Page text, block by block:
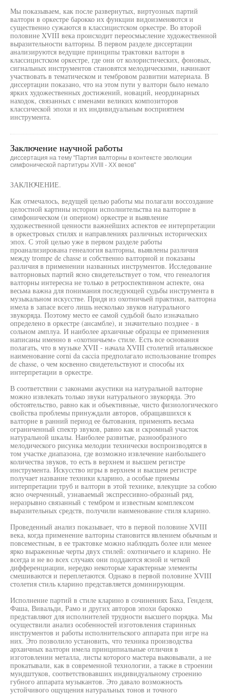
Мы показываем, как после развернутых, виртуозных партий
валторн в оркестре барокко их функции видоизменяются и
существенно сужаются в классицистском оркестре. Во второй
половине XVIII века происходит переосмысление художественной
выразительности валторны. В первом разделе диссертации
анализируются ведущие принципы трактовки валторн в
классицистском оркестре, где они от колористических, фоновых,
сигнальных инструментов становятся мелодическими, начинают
участвовать в тематическом и тембровом развитии материала. В
диссертации показано, что на этом пути у валторн было немало
ярких художественных достижений, новаций, неординарных
находок, связанных с именами великих композиторов
классической эпохи и их индивидуальным восприятием
инструмента.
Заключение научной работы
диссертация на тему "Партия валторны в контексте эволюции
симфонической партитуры XVIII - XX веков"
ЗАКЛЮЧЕНИЕ.
Как отмечалось, ведущей целью работы мы полагали воссоздание
целостной картины истории исполнительства на валторне в
симфоническом (и оперном) оркестре и выявление
художественной ценности важнейших аспектов ее интерпретации
в оркестровых стилях и направлениях различных исторических
эпох. С этой целью уже в первом разделе работы
проанализирована генеалогия валторны, выявлены различия
между trompe de chasse и собственно валторной и показаны
различия в применении названных инструментов. Исследование
валторновых партий ясно свидетельствует о том, что генеалогия
валторны интересна не только в ретроспективном аспекте, она
весьма важна для понимания последующей судьбы инструмента в
музыкальном искусстве. Придя из охотничьей практики, валторна
имела в запасе всего лишь несколько звуков натурального
звукоряда. Поэтому место ее самой судьбой было изначально
определено в оркестре (ансамбле), и значительно позднее - в
сольном амплуа. И наиболее архаичные образцы ее применения
написаны именно в «охотничьем» стиле. Есть все основания
полагать, что в музыке XVII - начала XVIII столетий итальянское
наименование corni da caccia предполагало использование trompes
de chasse, о чем косвенно свидетельствуют и способы их
интерпретации в оркестре.
В соответствии с законами акустики на натуральной валторне
можно извлекать только звуки натурального звукоряда. Это
обстоятельство, равно как и объективные, чисто физиологического
свойства проблемы принуждали авторов, обращавшихся к
валторне в ранний период ее бытования, применять весьма
ограниченный спектр звуков, равно как и скромный участок
натуральной шкалы. Наиболее развитые, разнообразного
мелодического рисунка мелодии технически воспроизводятся в
том участке диапазона, где возможно извлечение наибольшего
количества звуков, то есть в верхнем и высшем регистре
инструмента. Искусство игры в верхнем и высшем регистре
получает название техники кларино, а особые приемы
интерпретации труб и валторн в этой технике, влекущие за собою
ясно очерченный, узнаваемый экспрессивно-образный ряд,
неразрывно связанный с тембром и известным комплексом
выразительных средств, получили наименование стиля кларино.
Проведенный анализ показывает, что в первой половине XVIII
века, когда применение валторны становится явлением обычным и
повсеместным, в ее трактовке можно наблюдать более или менее
ярко выраженные черты двух стилей: охотничьего и кларино. Не
всегда и не во всех случаях они поддаются ясной и четкой
дифференциации, нередко некоторые характерные элементы
смешиваются и переплетаются. Однако в первой половине XVIII
столетия стиль кларино представляется доминирующим.
Исполнение партий в стиле кларино в сочинениях Баха, Генделя,
Фаша, Вивальди, Рамо и других авторов эпохи барокко
представляют для исполнителей трудности высшего порядка. Мы
осуществили анализ особенностей изготовления старинных
инструментов и работы исполнительского аппарата при игре на
них. Это позволило установить, что техника производства
архаичных валторн имела принципиальные отличия в
изготовлении металла, листы которого мастера выковывали, а не
прокатывали, как в современной технологии, а также в строении
мундштуков, соответствовавших индивидуальному строению
губного аппарата музыкантов. Это давало возможность
устойчивого ощущения натуральных тонов и точного